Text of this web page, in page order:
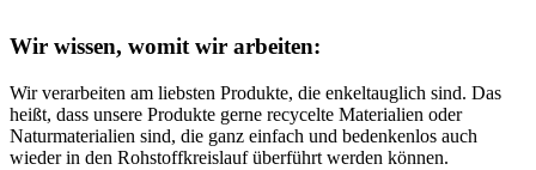
Wir wissen, womit wir arbeiten:
Wir verarbeiten am liebsten Produkte, die enkeltauglich sind. Das
heißt, dass unsere Produkte gerne recycelte Materialien oder
Naturmaterialien sind, die ganz einfach und bedenkenlos auch
wieder in den Rohstoffkreislauf überführt werden können.